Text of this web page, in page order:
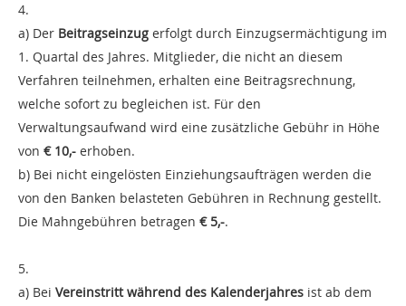
4.
a) Der Beitragseinzug erfolgt durch Einzugsermächtigung im
1. Quartal des Jahres. Mitglieder, die nicht an diesem
Verfahren teilnehmen, erhalten eine Beitragsrechnung,
welche sofort zu begleichen ist. Für den
Verwaltungsaufwand wird eine zusätzliche Gebühr in Höhe
von € 10,- erhoben.
b) Bei nicht eingelösten Einziehungsaufträgen werden die
von den Banken belasteten Gebühren in Rechnung gestellt.
Die Mahngebühren betragen € 5,-.
5.
a) Bei Vereinstritt während des Kalenderjahres ist ab dem